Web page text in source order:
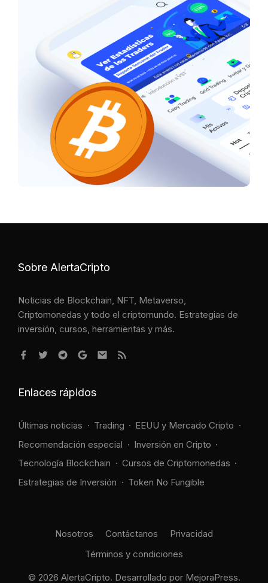
Sobre AlertaCripto
Noticias de Blockchain, NFT, Metaverso,
Criptomonedas y todo el criptomundo. Estrategias de
inversión, cursos, herramientas y más.
Enlaces rápidos
Últimas noticias Trading
EEUU y Mercado Cripto
Recomendación especial
Inversión en Cripto
Tecnología Blockchain
Cursos de Criptomonedas
Estrategias de Inversión
Token No Fungible
Nosotros Contáctanos
Privacidad
Términos y condiciones
© 2026 AlertaCripto. Desarrollado por MejoraPress.